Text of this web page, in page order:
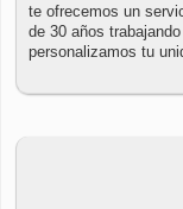
te ofrecemos un
de 30 años
personalizamos tu
seguro se ajusta a